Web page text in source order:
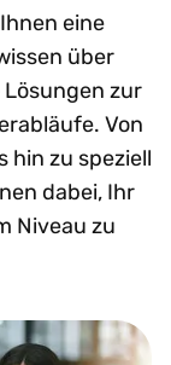
eine
über
Lösungen zur
Von
hin zu speziell
dabei, Ihr
Niveau zu